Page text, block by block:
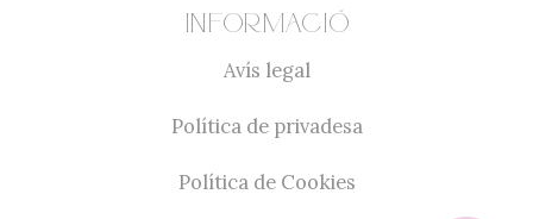
Informació
Avís legal
Política de privadesa
Política de Cookies